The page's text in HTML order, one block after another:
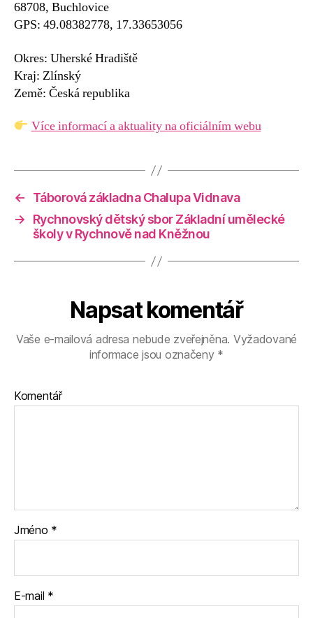
68708, Buchlovice
GPS: 49.08382778, 17.33653056
Okres: Uherské Hradiště
Kraj: Zlínský
Země: Česká republika
Více informací a aktuality na oficiálním webu
←
Táborová základna Chalupa Vidnava
→
Rychnovský dětský sbor Základní umělecké
školy v Rychnově nad Kněžnou
Napsat komentář
Vaše e-mailová adresa nebude zveřejněna. Vyžadované
informace jsou označeny *
Komentář
Jméno *
E-mail *